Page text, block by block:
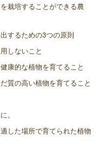
栽培することができる農
するための3つの原則
しないこと
康的な植物を育てること
質の高い植物を育てること
。
した場所で育てられた植物